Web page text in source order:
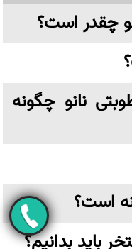
چقدر است؟
نانو چگونه
است؟
باید بدانیم؟